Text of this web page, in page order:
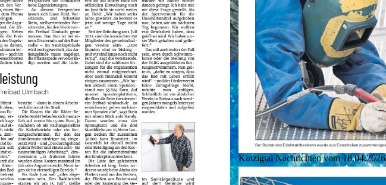
Kinzigtal Nachrichten vom 18.04.2026